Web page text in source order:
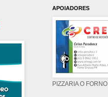
APOIADORES
PIZZARIA O FORNO